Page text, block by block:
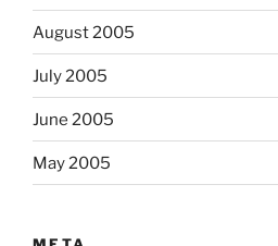
August 2005
July 2005
June 2005
May 2005